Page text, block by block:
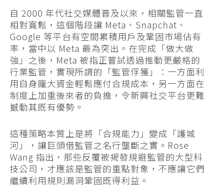
自 2000 年代社交媒體普及以來，相關監管一直
相對寬鬆，這個階段讓 Meta、Snapchat、
Google 等平台有空間累積用戶及鞏固市場佔有
率，當中以 Meta 最為突出。在完成「做大做
強」之後，Meta 被指正嘗試透過推動更嚴格的
行業監管，實現所謂的「監管俘獲」：一方面利
用自身龐大資金輕鬆應付合規成本，另一方面在
制度上加重後來者的負擔，令新興社交平台更難
撼動其既有優勢。
這種策略本質上是將「合規能力」變成「護城
河」，讓巨頭借監管之名行壟斷之實。Rose
Wang 指出，那些反覆被揭發規避監管的大型科
技公司，才應該是監管的重點對象，不應讓它們
繼續利用規則漏洞鞏固既得利益。